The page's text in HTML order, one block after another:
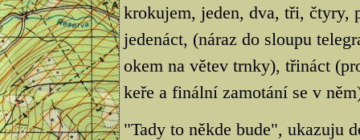
krokujem, jeden, dva, tři, čtyry,
jedenáct, (náraz do sloupu
okem na větev trnky), třináct
keře a finální zamotání se v
"Tady to někde bude", ukazuju